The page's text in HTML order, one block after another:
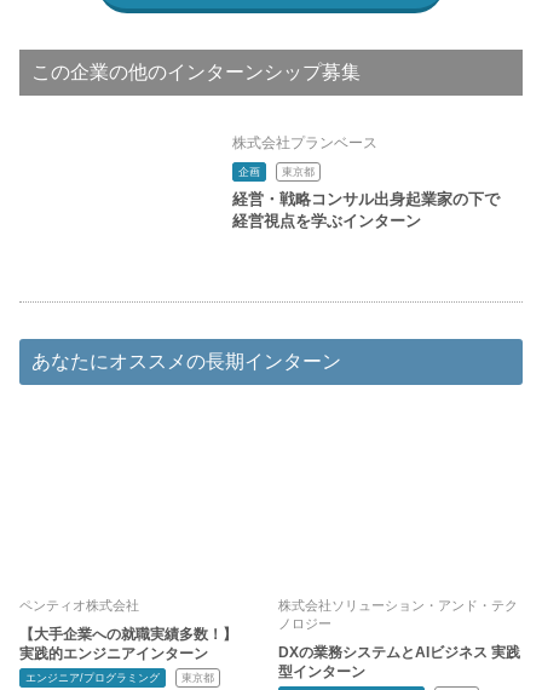
この企業の他のインターンシップ募集
株式会社プランベース
企画 東京都
経営・戦略コンサル出身起業家の下で
経営視点を学ぶインターン
あなたにオススメの長期インターン
ペンティオ株式会社
【大手企業への就職実績多数！】
実践的エンジニアインターン
エンジニア/プログラミング 東京都
株式会社ソリューション・アンド・テク
ノロジー
DXの業務システムとAIビジネス 実践
型インターン